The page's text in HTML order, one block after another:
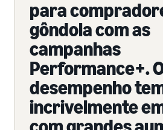
para
gôndola com as
campanhas
Performance+.
desempenho
incrivelmente